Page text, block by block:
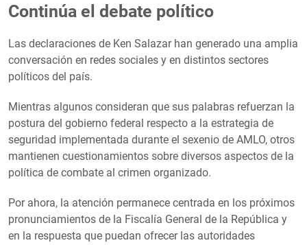
Continúa el debate político
Las declaraciones de Ken Salazar han generado una amplia
conversación en redes sociales y en distintos sectores
políticos del país.
Mientras algunos consideran que sus palabras refuerzan la
postura del gobierno federal respecto a la estrategia de
seguridad implementada durante el sexenio de AMLO, otros
mantienen cuestionamientos sobre diversos aspectos de la
política de combate al crimen organizado.
Por ahora, la atención permanece centrada en los próximos
pronunciamientos de la Fiscalía General de la República y
en la respuesta que puedan ofrecer las autoridades